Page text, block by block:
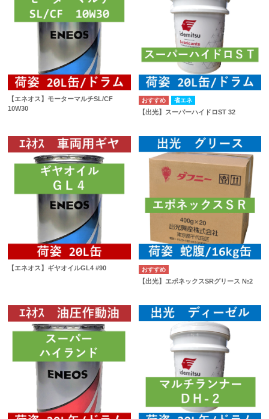
【エネオス】モーターマルチSL/CF
10W30
省エネ
【出光】スーパーハイドロST 32
【エネオス】ギヤオイルGL4 #90
【出光】エポネックスSRグリース №2